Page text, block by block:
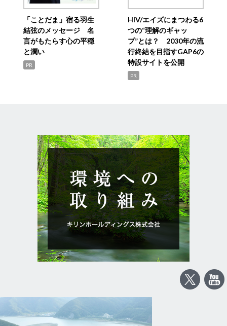
「ことだま」宿る羽生
結弦のメッセージ 名
言がもたらす心の平穏
と潤い
PR
HIV/エイズにまつわる6
つの“理解のギャッ
プ”とは？ 2030年の流
行終結を目指すGAP6の
特設サイトを公開
PR